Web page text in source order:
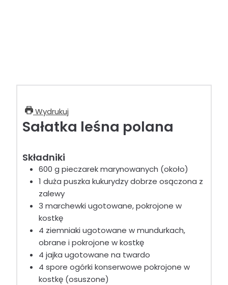
Wydrukuj
Sałatka leśna polana
Składniki
600 g pieczarek marynowanych (około)
1 duża puszka kukurydzydobrze osączona z
zalewy
3 marchewki ugotowane, pokrojone w
kostkę
4 ziemniaki ugotowane w mundurkach,
obrane i pokrojone w kostkę
4 jajka ugotowane na twardo
4 spore ogórki konserwowe pokrojone w
kostkę (osuszone)